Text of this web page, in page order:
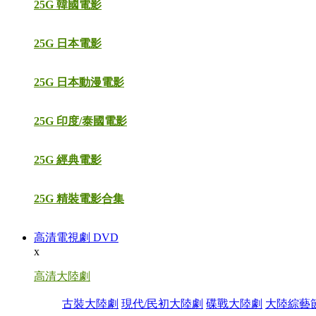
25G 韓國電影
25G 日本電影
25G 日本動漫電影
25G 印度/泰國電影
25G 經典電影
25G 精裝電影合集
高清電視劇 DVD
x
高清大陸劇
古裝大陸劇 現代/民初大陸劇 碟戰大陸劇 大陸綜藝